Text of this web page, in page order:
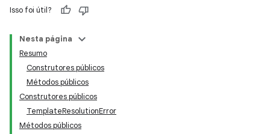
Isso foi útil?
Nesta página
Resumo
Construtores públicos
Métodos públicos
Construtores públicos
TemplateResolutionError
Métodos públicos